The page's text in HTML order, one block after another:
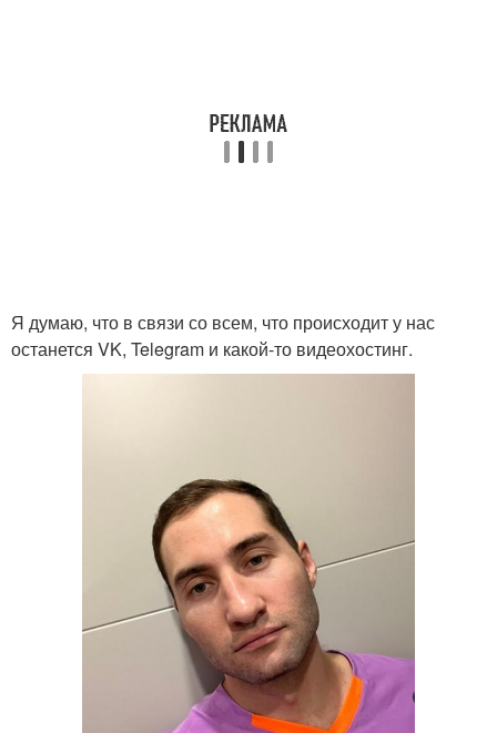
Я думаю, что в связи со всем, что происходит у нас
останется VK, Telegram и какой-то видеохостинг.